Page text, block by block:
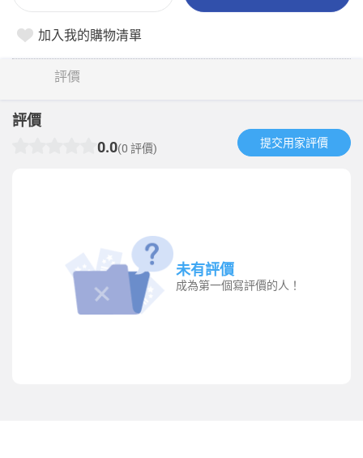
加入我的購物清單
評價
評價
0.0(0 評價) 提交用家評價​
未有評價
成為第一個寫評價的人！